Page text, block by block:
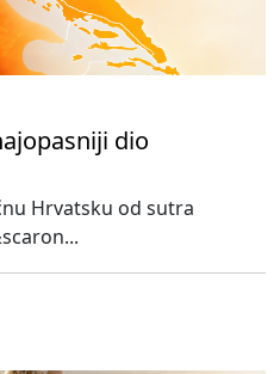
dio
Hrvatsku od sutra